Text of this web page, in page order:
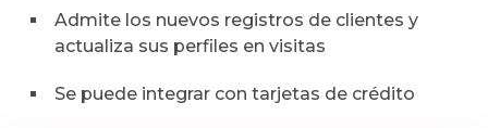
Admite los nuevos registros de clientes y
actualiza sus perfiles en visitas
Se puede integrar con tarjetas de crédito